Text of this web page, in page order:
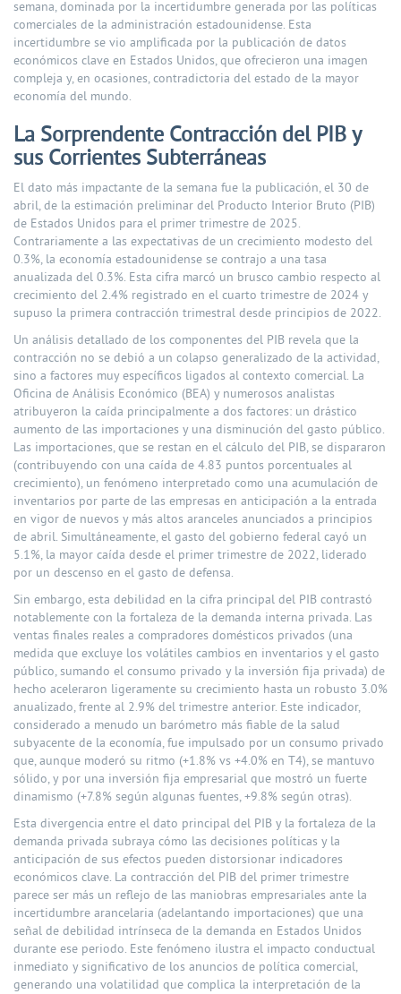
semana, dominada por la incertidumbre generada por las políticas
comerciales de la administración estadounidense. Esta
incertidumbre se vio amplificada por la publicación de datos
económicos clave en Estados Unidos, que ofrecieron una imagen
compleja y, en ocasiones, contradictoria del estado de la mayor
economía del mundo.
La Sorprendente Contracción del PIB y
sus Corrientes Subterráneas
El dato más impactante de la semana fue la publicación, el 30 de
abril, de la estimación preliminar del Producto Interior Bruto (PIB)
de Estados Unidos para el primer trimestre de 2025.
Contrariamente a las expectativas de un crecimiento modesto del
0.3%, la economía estadounidense se contrajo a una tasa
anualizada del 0.3%. Esta cifra marcó un brusco cambio respecto al
crecimiento del 2.4% registrado en el cuarto trimestre de 2024 y
supuso la primera contracción trimestral desde principios de 2022.
Un análisis detallado de los componentes del PIB revela que la
contracción no se debió a un colapso generalizado de la actividad,
sino a factores muy específicos ligados al contexto comercial. La
Oficina de Análisis Económico (BEA) y numerosos analistas
atribuyeron la caída principalmente a dos factores: un drástico
aumento de las importaciones y una disminución del gasto público.
Las importaciones, que se restan en el cálculo del PIB, se dispararon
(contribuyendo con una caída de 4.83 puntos porcentuales al
crecimiento), un fenómeno interpretado como una acumulación de
inventarios por parte de las empresas en anticipación a la entrada
en vigor de nuevos y más altos aranceles anunciados a principios
de abril. Simultáneamente, el gasto del gobierno federal cayó un
5.1%, la mayor caída desde el primer trimestre de 2022, liderado
por un descenso en el gasto de defensa.
Sin embargo, esta debilidad en la cifra principal del PIB contrastó
notablemente con la fortaleza de la demanda interna privada. Las
ventas finales reales a compradores domésticos privados (una
medida que excluye los volátiles cambios en inventarios y el gasto
público, sumando el consumo privado y la inversión fija privada) de
hecho aceleraron ligeramente su crecimiento hasta un robusto 3.0%
anualizado, frente al 2.9% del trimestre anterior. Este indicador,
considerado a menudo un barómetro más fiable de la salud
subyacente de la economía, fue impulsado por un consumo privado
que, aunque moderó su ritmo (+1.8% vs +4.0% en T4), se mantuvo
sólido, y por una inversión fija empresarial que mostró un fuerte
dinamismo (+7.8% según algunas fuentes, +9.8% según otras).
Esta divergencia entre el dato principal del PIB y la fortaleza de la
demanda privada subraya cómo las decisiones políticas y la
anticipación de sus efectos pueden distorsionar indicadores
económicos clave. La contracción del PIB del primer trimestre
parece ser más un reflejo de las maniobras empresariales ante la
incertidumbre arancelaria (adelantando importaciones) que una
señal de debilidad intrínseca de la demanda en Estados Unidos
durante ese periodo. Este fenómeno ilustra el impacto conductual
inmediato y significativo de los anuncios de política comercial,
generando una volatilidad que complica la interpretación de la